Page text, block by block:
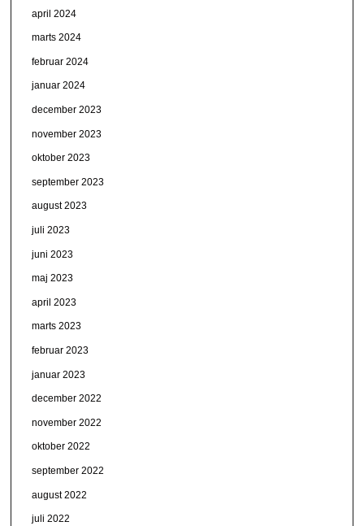
april 2024
marts 2024
februar 2024
januar 2024
december 2023
november 2023
oktober 2023
september 2023
august 2023
juli 2023
juni 2023
maj 2023
april 2023
marts 2023
februar 2023
januar 2023
december 2022
november 2022
oktober 2022
september 2022
august 2022
juli 2022